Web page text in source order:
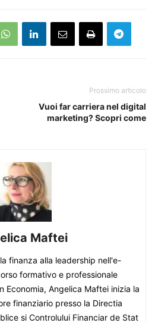
Prossimo articolo
Vuoi far carriera nel digital
marketing? Scopri come
Maftei
finanza alla leadership nell'e-
formativo e professionale
Economia, Angelica Maftei inizia la
finanziario presso la Directia
si Controlului Financiar de Stat